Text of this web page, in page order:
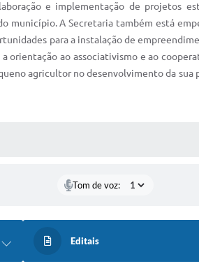
e implementação de projetos
A Secretaria também está
para a instalação de
ao associativismo e ao
agricultor no desenvolvimento da sua
Tom de voz:
Editais